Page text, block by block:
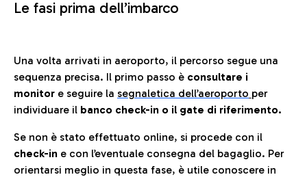
Le fasi prima dell’imbarco
Una volta arrivati in aeroporto, il percorso segue una
sequenza precisa. Il primo passo è consultare i
monitor e seguire la segnaletica dell’aeroporto per
individuare il banco check-in o il gate di riferimento.
Se non è stato effettuato online, si procede con il
check-in e con l’eventuale consegna del bagaglio. Per
orientarsi meglio in questa fase, è utile conoscere in